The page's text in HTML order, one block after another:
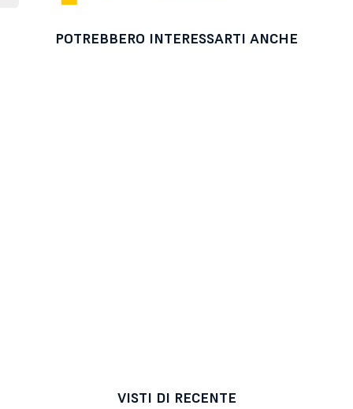
POTREBBERO INTERESSARTI ANCHE
VISTI DI RECENTE